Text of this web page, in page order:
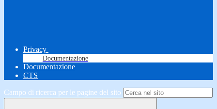
Privacy
Documentazione
Documentazione
CTS
Campo di ricerca per le pagine del sito